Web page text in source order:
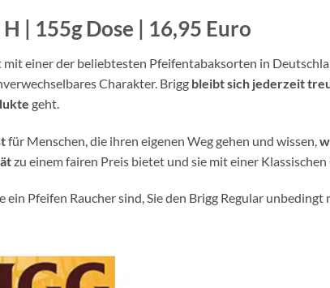
| 155g Dose | 16,95 Euro
mit einer der beliebtesten Pfeifentabaksorten in
Charakter. Brigg bleibt sich jederzeit
geht.
für Menschen, die ihren eigenen Weg gehen und wissen,
zu einem fairen Preis bietet und sie mit einer
ein Pfeifen Raucher sind, Sie den Brigg Regular